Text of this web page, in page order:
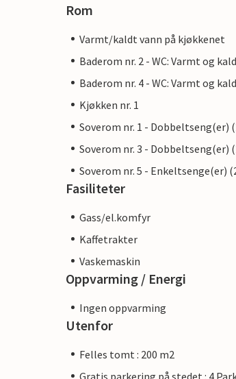
Rom
Varmt/kaldt vann på kjøkkenet
Baderom nr. 2 - WC: Varmt og
Baderom nr. 4 - WC: Varmt og
Kjøkken nr. 1
Soverom nr. 1 - Dobbeltseng(er)
Soverom nr. 3 - Dobbeltseng(er)
Soverom nr. 5 - Enkeltsenge(er)
Fasiliteter
Gass/el.komfyr
Kaffetrakter
Vaskemaskin
Oppvarming / Energi
Ingen oppvarming
Utenfor
Felles tomt : 200 m2
Gratis parkering på stedet : 4